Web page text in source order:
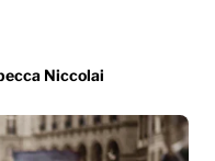
Niccolai